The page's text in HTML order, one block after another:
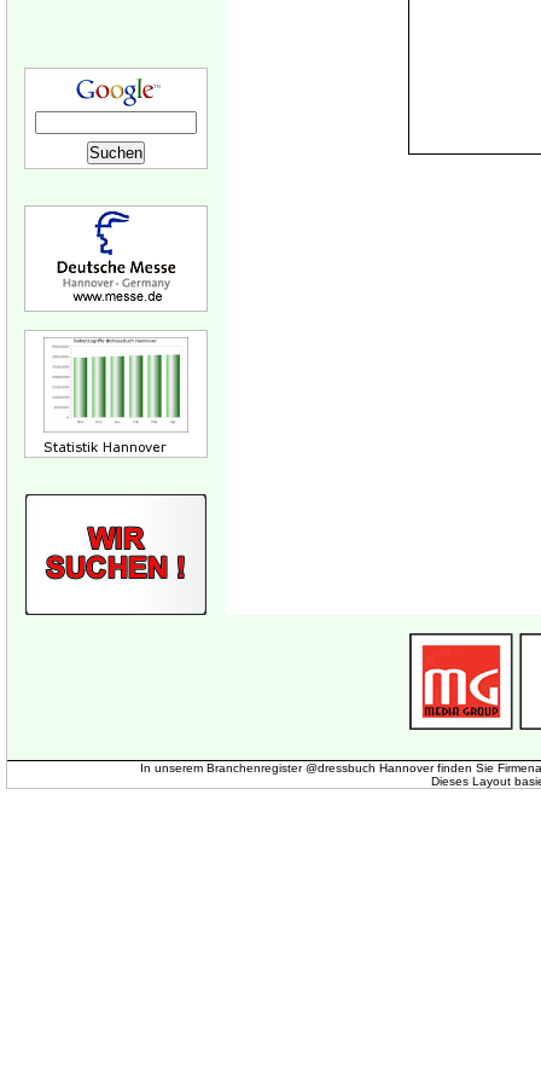
In unserem Branchenregister @dressbuch Hannover finden Sie
Dieses Layout